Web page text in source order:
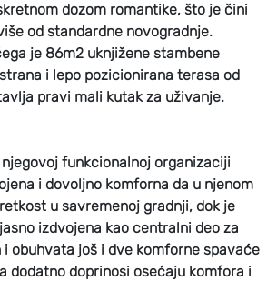
dozom romantike, što je čini
od standardne novogradnje.
je 86m2 uknjižene stambene
i lepo pozicionirana terasa od
pravi mali kutak za uživanje.
funkcionalnoj organizaciji
i dovoljno komforna da u njenom
u savremenoj gradnji, dok je
izdvojena kao centralni deo za
obuhvata još i dve komforne spavaće
dodatno doprinosi osećaju komfora i